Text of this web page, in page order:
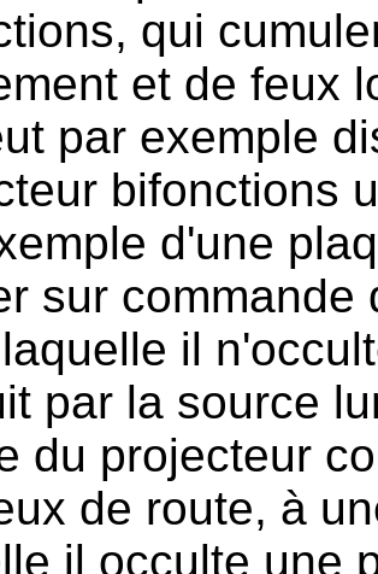
qui
et de feux
par exemple
bifonctions
d'une
sur commande
il
par la source
du projecteur
de route, à
il occulte une